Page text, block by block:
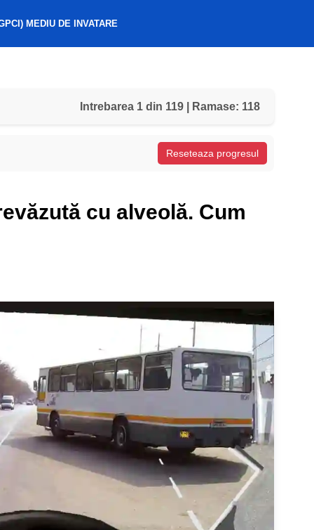
MEDIU DE INVATARE
Intrebarea 1 din 119 | Ramase: 118
Reseteaza progresul
cu alveolă. Cum